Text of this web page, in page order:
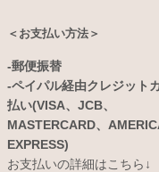
＜お支払い方法＞
-郵便振替
-ペイパル経由クレジット
払い(VISA、JCB、
MASTERCARD、
EXPRESS)
お支払いの詳細はこちら↓